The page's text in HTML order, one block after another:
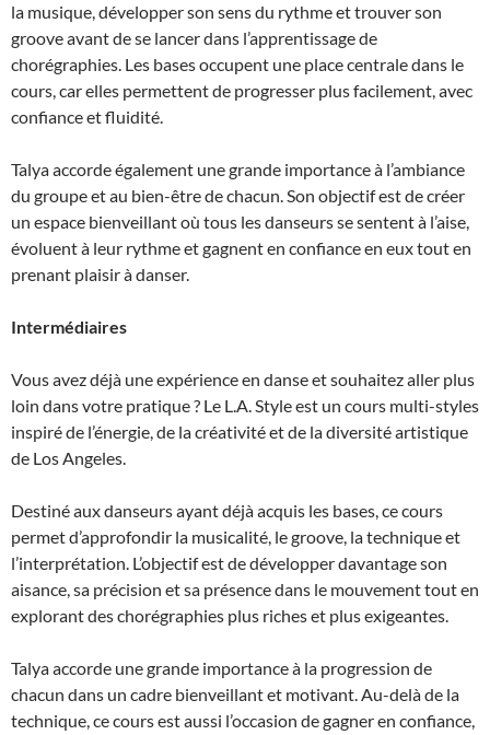
la musique, développer son sens du rythme et trouver son
groove avant de se lancer dans l’apprentissage de
chorégraphies. Les bases occupent une place centrale dans le
cours, car elles permettent de progresser plus facilement, avec
confiance et fluidité.
Talya accorde également une grande importance à l’ambiance
du groupe et au bien-être de chacun. Son objectif est de créer
un espace bienveillant où tous les danseurs se sentent à l’aise,
évoluent à leur rythme et gagnent en confiance en eux tout en
prenant plaisir à danser.
Intermédiaires
Vous avez déjà une expérience en danse et souhaitez aller plus
loin dans votre pratique ? Le L.A. Style est un cours multi-styles
inspiré de l’énergie, de la créativité et de la diversité artistique
de Los Angeles.
Destiné aux danseurs ayant déjà acquis les bases, ce cours
permet d’approfondir la musicalité, le groove, la technique et
l’interprétation. L’objectif est de développer davantage son
aisance, sa précision et sa présence dans le mouvement tout en
explorant des chorégraphies plus riches et plus exigeantes.
Talya accorde une grande importance à la progression de
chacun dans un cadre bienveillant et motivant. Au-delà de la
technique, ce cours est aussi l’occasion de gagner en confiance,